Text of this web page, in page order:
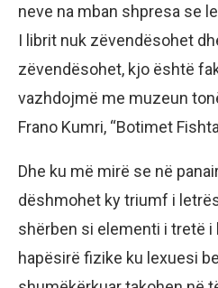
neve na mban shpresa se
I librit nuk zëvendësohet
zëvendësohet, kjo është
vazhdojmë me muzeun
Frano Kumri, “Botimet
Dhe ku më mirë se në
dëshmohet ky triumf i
shërben si elementi i tretë
hapësirë fizike ku lexuesi